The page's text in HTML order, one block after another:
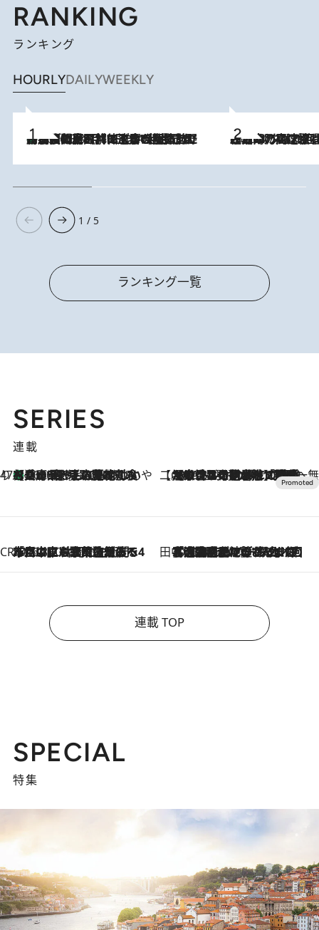
RANKING
ランキング
HOURLYDAILYWEEKLY
2026.8.8
「最後に見られてよかった」上野動物園の東園パンダ舎が解体前に特別公開。8月16日まで延長されたパネル展と共に辿る“半世紀”のパンダ飼育《解体工事の図面あり》 2026.8.7
「湘南乃風に憧れて」観客大盛上がりの“タオル回し”に、ラッパー顔負けの高速歌唱まで…さだまさし（74）のアグレッシブすぎる現在地
1 / 5
ランキング一覧
SERIES
連載
47都道府県の手みやげ ひんやりスイーツで夏を満喫
2026.8.8
【兵庫県】この夏絶対食べたい 冷やしておいしいおやつ3選 淡路島の恵みをジェラートに集約 【CREA×星野リゾート】唯一無二。癒しと発見が待つ場所へ
2026.8.7
【トンボの足水浴】ヒノキの香りに包まれて涼感マックス！約13℃の湧水かけ流しを避暑地「星野温泉 トンボの湯」で体験
CREA'S CHOICE
2026.8.7
「立川にも歌舞伎があるんだよ」 片岡仁左衛門・市川中車ら豪華座組みで4年目の立川立飛歌舞伎へ 田中稲の勝手に再ブーム
2026.8.7
「湘南乃風に憧れて」観客大盛上がりの“タオル回し”に、ラッパー顔負けの高速歌唱まで…さだまさし（74）のアグレッシブすぎる現在地
連載 TOP
SPECIAL
特集